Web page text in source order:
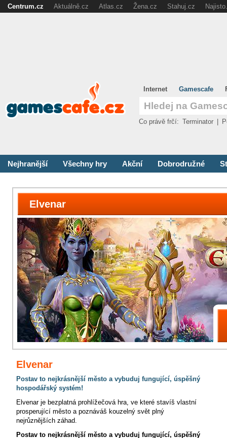
Nejhranější Všechny hry Akční Dobrodružné
Elvenar
Elvenar
Postav to nejkrásnější město a vybuduj fungující, úspěšný
hospodářský systém!
Elvenar je bezplatná prohlížečová hra, ve které stavíš vlastní
prosperující město a poznáváš kouzelný svět plný
nejrůznějších záhad.
Postav to nejkrásnější město a vybuduj fungující, úspěšný
Internet Gamescafe
Co právě frčí: Terminator
Centrum.cz Aktuálně.cz Atlas.cz Žena.cz Stahuj.cz